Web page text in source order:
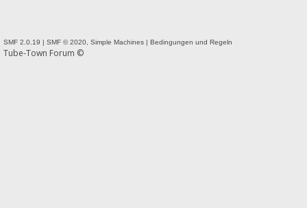
SMF 2.0.19 | SMF © 2020 Simple Machines | Bedingungen und Regeln
Tube-Town Forum ©